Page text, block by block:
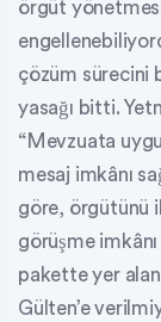
örgüt
çözüm sürecini
yasağı bitti.
“Mevzuata
mesaj imkânı
göre, örgütünü
görüşme
pakette yer alan
Gülten’e